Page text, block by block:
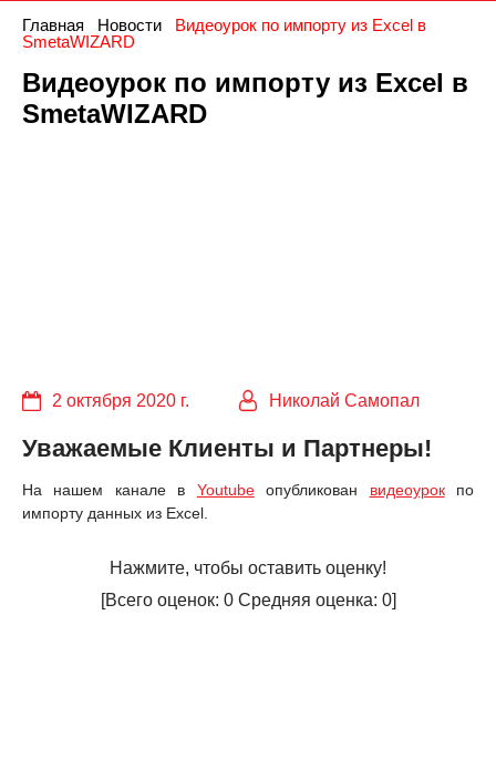
Главная Новости
Видеоурок по импорту из Excel в
SmetaWIZARD
Видеоурок по импорту из Excel в
SmetaWIZARD
2 октября 2020 г. Николай Самопал
Уважаемые Клиенты и Партнеры!
На нашем канале в Youtubeопубликован видеоурокпо
импорту данных из Excel.
Нажмите, чтобы оставить оценку!
[Всего оценок: 0Средняя оценка: 0]